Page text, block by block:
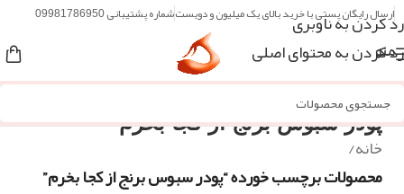
رد کردن به ناوبری
رد کردن به محتوای اصلی
ارسال رایگان پستی با خرید بالای یک میلیون و دویستشماره پشتیبانی 09981786950
منو
پودر سبوس برنج از کجا بخرم
خانه/
محصولات برچسب خورده “پودر سبوس برنج از کجا بخرم”